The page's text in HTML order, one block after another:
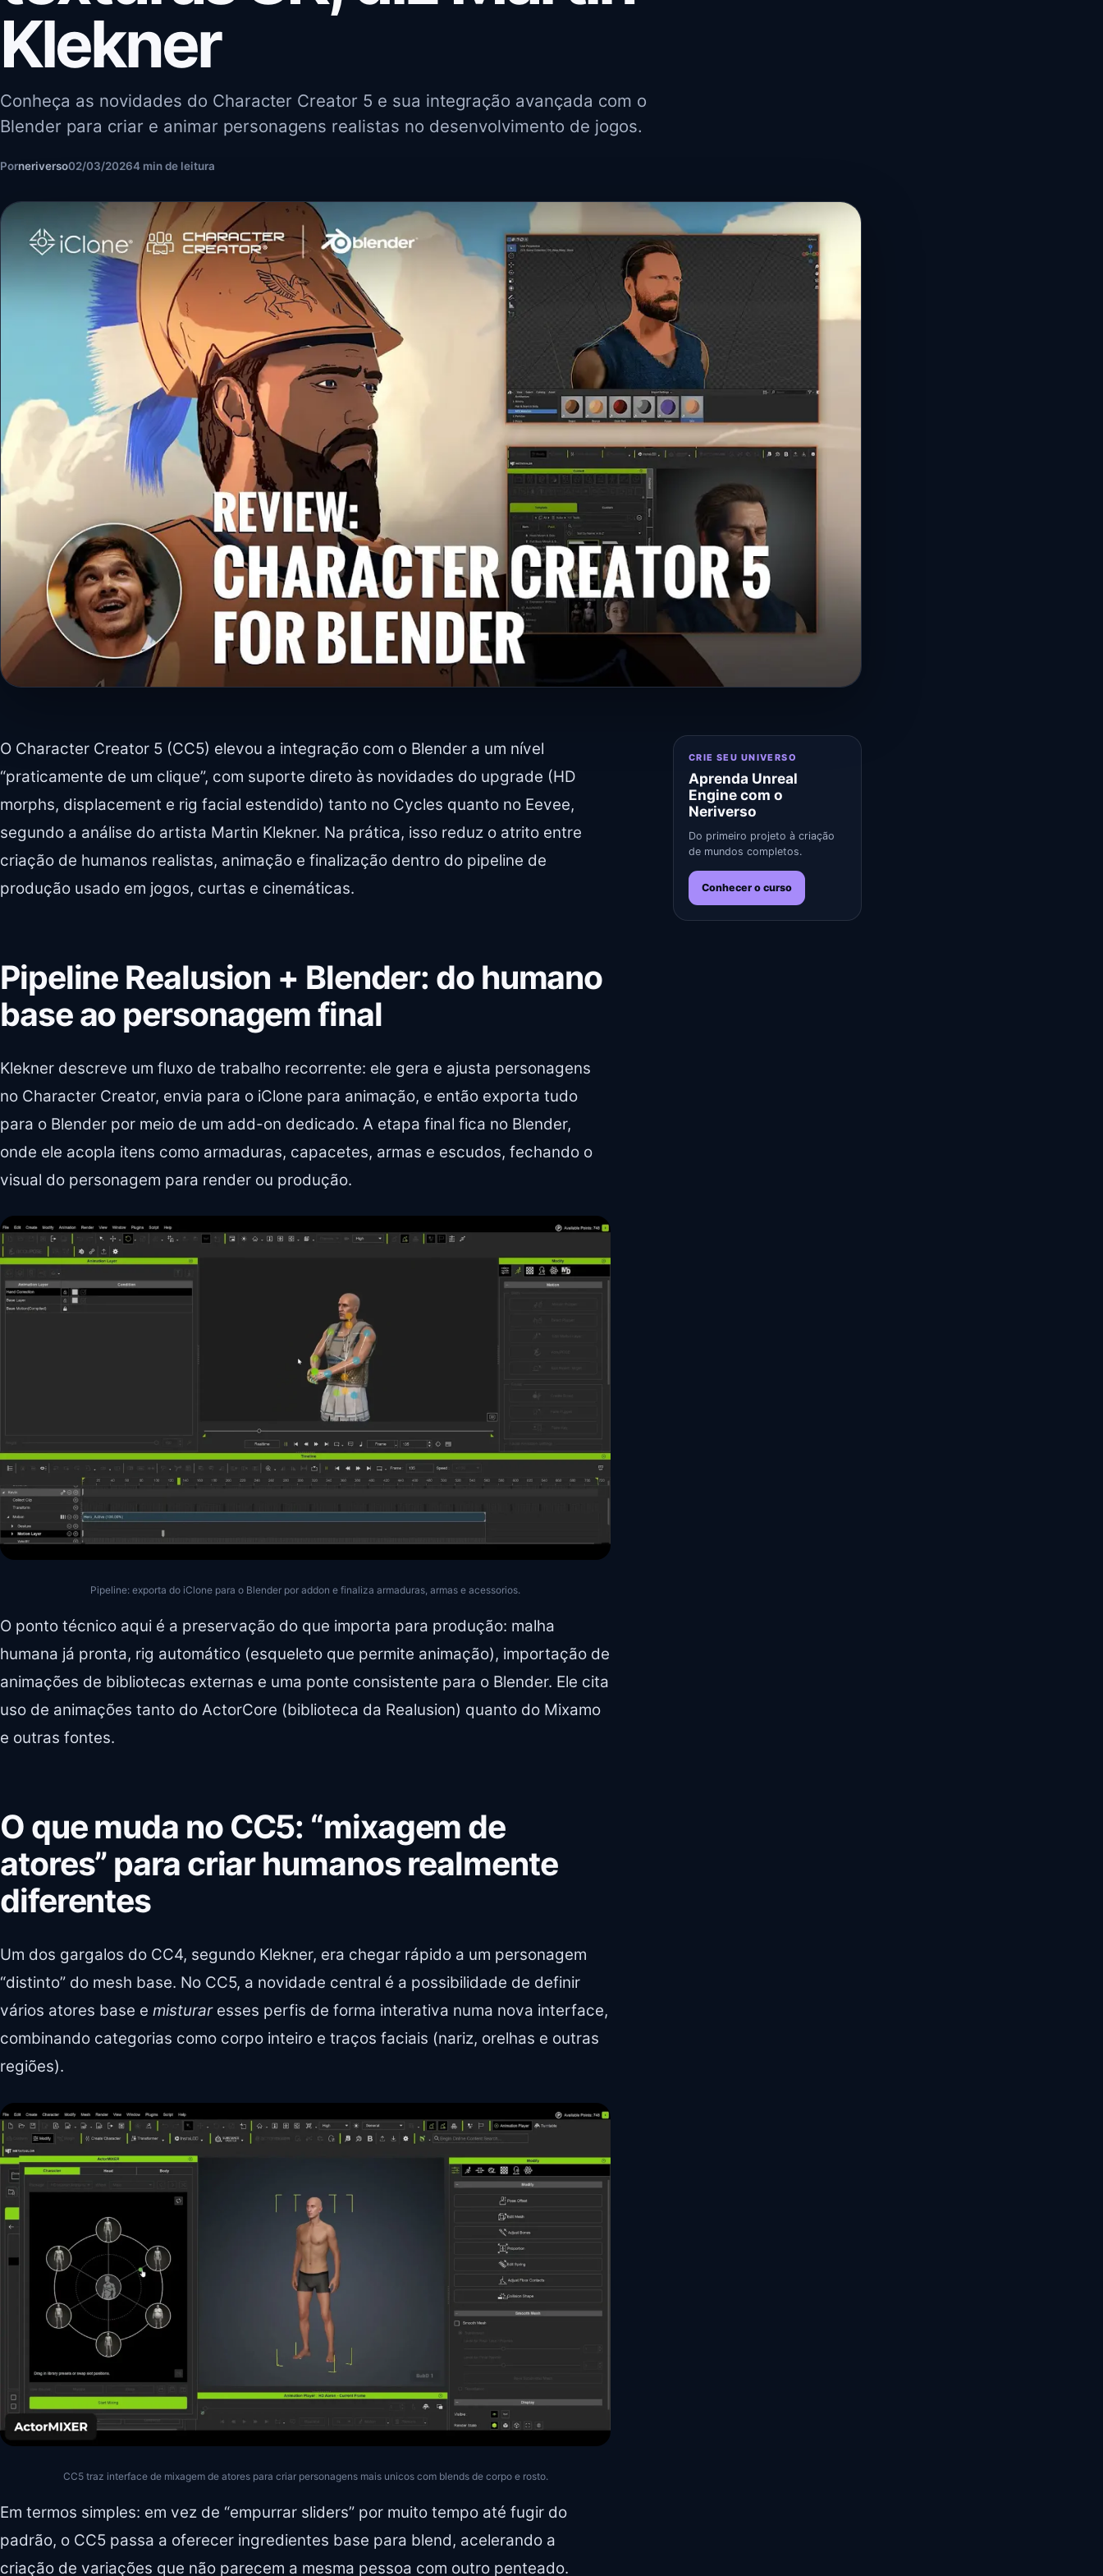
Klekner
Conheça as novidades do Character Creator 5 e sua integração avançada com o
Blender para criar e animar personagens realistas no desenvolvimento de jogos.
Porneriverso02/03/20264 min de leitura
O Character Creator 5 (CC5) elevou a integração com o Blender a um nível
“praticamente de um clique”, com suporte direto às novidades do upgrade (HD
morphs, displacement e rig facial estendido) tanto no Cycles quanto no Eevee,
segundo a análise do artista Martin Klekner. Na prática, isso reduz o atrito entre
criação de humanos realistas, animação e finalização dentro do pipeline de
produção usado em jogos, curtas e cinemáticas.
Pipeline Realusion + Blender: do humano
base ao personagem final
Klekner descreve um fluxo de trabalho recorrente: ele gera e ajusta personagens
no Character Creator, envia para o iClone para animação, e então exporta tudo
para o Blender por meio de um add-on dedicado. A etapa final fica no Blender,
onde ele acopla itens como armaduras, capacetes, armas e escudos, fechando o
visual do personagem para render ou produção.
Pipeline: exporta do iClone para o Blender por addon e finaliza armaduras, armas e acessorios.
O ponto técnico aqui é a preservação do que importa para produção: malha
humana já pronta, rig automático (esqueleto que permite animação), importação de
animações de bibliotecas externas e uma ponte consistente para o Blender. Ele cita
uso de animações tanto do ActorCore (biblioteca da Realusion) quanto do Mixamo
e outras fontes.
O que muda no CC5: “mixagem de
atores” para criar humanos realmente
diferentes
Um dos gargalos do CC4, segundo Klekner, era chegar rápido a um personagem
“distinto” do mesh base. No CC5, a novidade central é a possibilidade de definir
vários atores base e misturaresses perfis de forma interativa numa nova interface,
combinando categorias como corpo inteiro e traços faciais (nariz, orelhas e outras
regiões).
CC5 traz interface de mixagem de atores para criar personagens mais unicos com blends de corpo e rosto.
Em termos simples: em vez de “empurrar sliders” por muito tempo até fugir do
padrão, o CC5 passa a oferecer ingredientes base para blend, acelerando a
criação de variações que não parecem a mesma pessoa com outro penteado.
CRIE SEU UNIVERSO
Aprenda Unreal
Engine com o
Neriverso
Do primeiro projeto à criação
de mundos completos.
Conhecer o curso